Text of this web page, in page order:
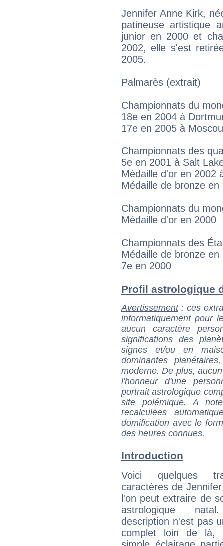
Jennifer Anne Kirk,
patineuse artistique
junior en 2000 et
2002, elle s'est
2005.
Palmarès (extrait)
Championnats du
18e en 2004 à
17e en 2005 à Moscou
Championnats des
5e en 2001 à Salt
Médaille d'or en 2002
Médaille de bronze
Championnats du
Médaille d'or en 2000
Championnats des
Médaille de bronze en
7e en 2000
Profil astrologique
Avertissement: ces
informatiquement pour
aucun caractère
significations des
signes et/ou en
dominantes
moderne. De plus,
l'honneur d'une
portrait astrologique
site polémique. A
recalculées
domification avec le
des heures connues.
Introduction
Voici quelques
caractères de
l'on peut extraire de
astrologique
description n'est pas
complet loin de là,